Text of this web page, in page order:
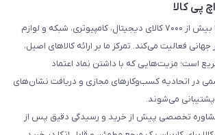
پی کالا
(HPKALA) با بیش از ۷۰۰۰ کالای دیجیتال، کامپیوتری، شبکه و لوازم
فعالیت می‌کند. تمرکز ما بر ارائه کالاهای اصیل،
است؛ مزیت‌هایی که با داشتن نماد اعتماد
در اتحادیه کسب‌وکارهای مجازی و دریافت نشان‌های
پشتیبانی می‌شوند.
مشاوره تخصصی پیش از خرید و رسیدگی دقیق پس از